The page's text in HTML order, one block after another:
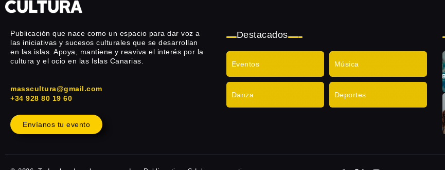
Publicación que nace como un espacio para dar voz a
las iniciativas y sucesos culturales que se desarrollan
en las islas. Apoya, mantiene y reaviva el interés por la
cultura y el ocio en las Islas Canarias.
masscultura@gmail.com
+34 928 80 19 60
Envíanos tu evento
Destacados
Eventos Música
Danza Deportes